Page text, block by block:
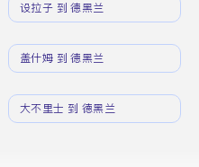
设拉子 到 德黑兰
盖什姆 到 德黑兰
大不里士 到 德黑兰